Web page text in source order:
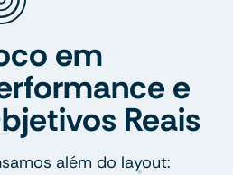
em
e
Reais
além do layout: